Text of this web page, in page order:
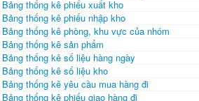
Bảng thống kê phiếu xuất kho
Bảng thống kê phiếu nhập kho
Bảng thống kê phòng, khu vực của nhóm
Bảng thống kê sản phẩm
Bảng thống kê số liệu hàng ngày
Bảng thống kê số liệu kho
Bảng thống kê yêu cầu mua hàng đi
Bảng thống kê phiếu giao hàng đi